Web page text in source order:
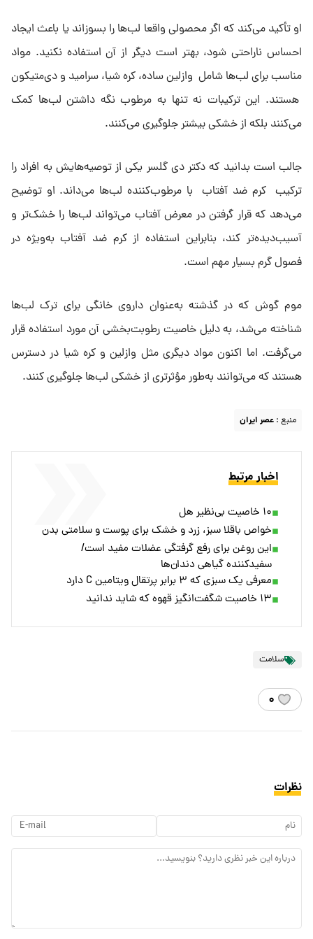
او تأکید می‌کند که اگر محصولی واقعا لب‌ها را بسوزاند یا باعث ایجاد
احساس ناراحتی شود، بهتر است دیگر از آن استفاده نکنید. مواد
مناسب برای لب‌ها شامل وازلین ساده، کره شیا، سرامید و دی‌متیکون
هستند. این ترکیبات نه تنها به مرطوب نگه داشتن لب‌ها کمک
می‌کنند بلکه از خشکی بیشتر جلوگیری می‌کنند.
جالب است بدانید که دکتر دی گلسر یکی از توصیه‌هایش به افراد را
ترکیب کرم ضد آفتاب با مرطوب‌کننده لب‌ها می‌داند. او توضیح
می‌دهد که قرار گرفتن در معرض آفتاب می‌تواند لب‌ها را خشک‌تر و
آسیب‌دیده‌تر کند، بنابراین استفاده از کرم ضد آفتاب به‌ویژه در
فصول گرم بسیار مهم است.
موم گوش که در گذشته به‌عنوان داروی خانگی برای ترک لب‌ها
شناخته می‌شد، به دلیل خاصیت رطوبت‌بخشی آن مورد استفاده قرار
می‌گرفت. اما اکنون مواد دیگری مثل وازلین و کره شیا در دسترس
هستند که می‌توانند به‌طور مؤثرتری از خشکی لب‌ها جلوگیری کنند.
منبع : عصر ایران
اخبار مرتبط
۱۰ خاصیت بی‌نظیر هل
خواص باقلا سبز، زرد و خشک برای پوست و سلامتی بدن
این روغن برای رفع گرفتگی عضلات مفید است/
سفیدکننده گیاهی دندان‌ها
معرفی یک سبزی که ۳ برابر پرتقال ویتامین C دارد
۱۳ خاصیت شگفت‌انگیز قهوه که شاید ندانید
سلامت
۰
نظرات